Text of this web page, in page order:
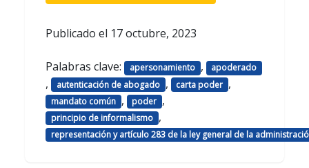
Publicado el 17 octubre, 2023
Palabras clave: apersonamiento , apoderado
, autenticación de abogado , carta poder ,
mandato común , poder ,
principio de informalismo ,
representación y artículo 283 de la ley general de la